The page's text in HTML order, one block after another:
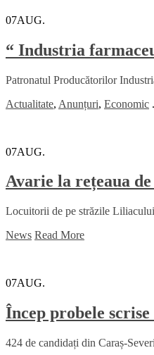
07AUG.
“ Industria
Patronatul Producătorilor
Actualitate, Anunțuri, Economic
07AUG.
Avarie la rețeaua
Locuitorii de pe străzile
News Read More
07AUG.
Încep probele
424 de candidați din Caraș-